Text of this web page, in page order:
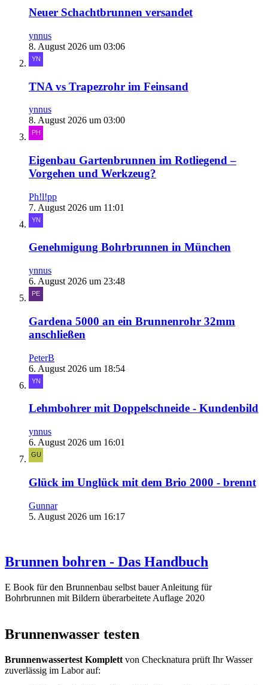
Neuer Schachtbrunnen versandet
ynnus
8. August 2026 um 03:06
TNA vs Trapezrohr im Feinsand
ynnus
8. August 2026 um 03:00
Eigenbau Gartenbrunnen im Rotliegend –
Vorgehen und Werkzeug?
Ph!l!pp
7. August 2026 um 11:01
Genehmigung Bohrbrunnen in München
ynnus
6. August 2026 um 23:48
Gardena 5000 an ein Brunnenrohr 32mm
anschließen
PeterB
6. August 2026 um 18:54
Lehmbohrer mit Doppelschneide - Kundenbild
ynnus
6. August 2026 um 16:01
Glück im Unglück mit dem Brio 2000 - brennt
Gunnar
5. August 2026 um 16:17
Brunnen bohren - Das Handbuch
E Book für den Brunnenbau selbst bauer Anleitung für
Bohrbrunnen mit Bildern überarbeitete Auflage 2020
Brunnenwasser testen
Brunnenwassertest Komplett von Checknatura prüft Ihr Wasser
zuverlässig im Labor auf: